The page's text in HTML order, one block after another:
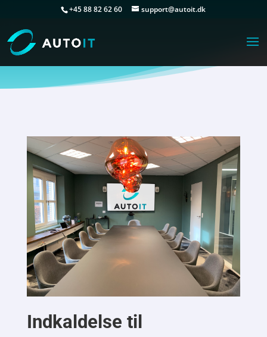
+45 88 82 62 60 support@autoit.dk
Indkaldelse til